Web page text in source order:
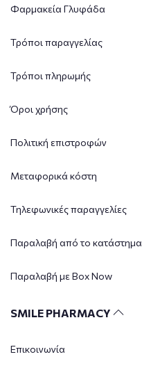
Φαρμακεία Γλυφάδα
Τρόποι παραγγελίας
Τρόποι πληρωμής
Όροι χρήσης
Πολιτική επιστροφών
Μεταφορικά κόστη
Τηλεφωνικές παραγγελίες
Παραλαβή από το κατάστημα
Παραλαβή με Box Now
SMILE PHARMACY
Επικοινωνία